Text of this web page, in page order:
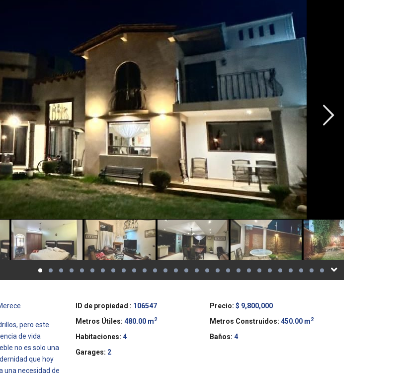
pero este
de vida
no es solo una
que hoy
una necesidad de
ID de propiedad : 106547 Precio: $ 9,800,000
Metros Útiles: 480.00 m2 Metros Construidos: 450.00 m2
Habitaciones: 4 Baños: 4
Garages: 2